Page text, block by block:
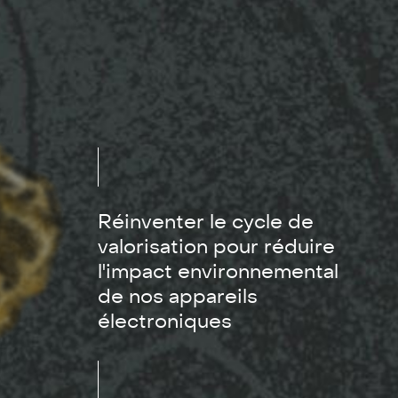
Réinventer le cycle de
valorisation pour réduire
l'impact environnemental
de nos appareils
électroniques